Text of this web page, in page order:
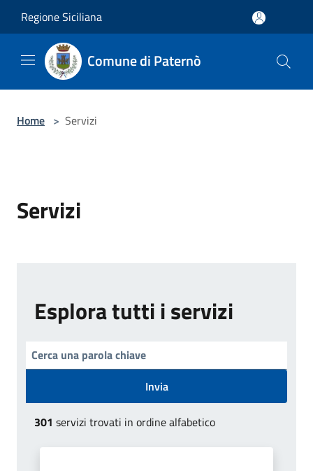
Regione Siciliana
Comune di Paternò
Home > Servizi
Servizi
Esplora tutti i servizi
Invia
301 servizi trovati in ordine alfabetico